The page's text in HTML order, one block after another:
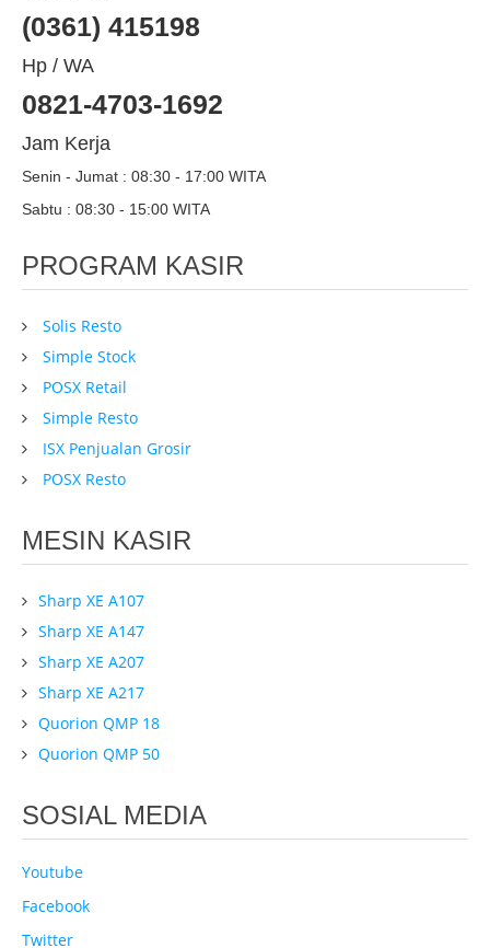
(0361) 415198
Hp / WA
0821-4703-1692
Jam Kerja
Senin - Jumat : 08:30 - 17:00 WITA
Sabtu : 08:30 - 15:00 WITA
PROGRAM KASIR
Solis Resto
Simple Stock
POSX Retail
Simple Resto
ISX Penjualan Grosir
POSX Resto
MESIN KASIR
Sharp XE A107
Sharp XE A147
Sharp XE A207
Sharp XE A217
Quorion QMP 18
Quorion QMP 50
SOSIAL MEDIA
Youtube
Facebook
Twitter